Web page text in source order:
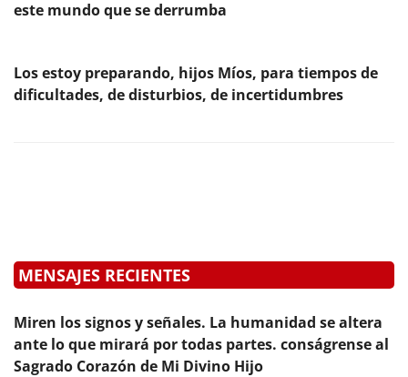
este mundo que se derrumba
Los estoy preparando, hijos Míos, para tiempos de
dificultades, de disturbios, de incertidumbres
MENSAJES RECIENTES
Miren los signos y señales. La humanidad se altera
ante lo que mirará por todas partes. conságrense al
Sagrado Corazón de Mi Divino Hijo